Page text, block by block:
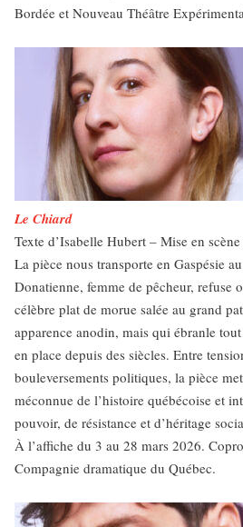
Bordée et Nouveau Théâtre
Le Chiard
Texte d’Isabelle Hubert – Mise en
La pièce nous transporte en Gaspésie
Donatienne, femme de pêcheur, refuse
célèbre plat de morue salée au grand
apparence anodin, mais qui ébranle
en place depuis des siècles. Entre
bouleversements politiques, la pièce
méconnue de l’histoire québécoise et
pouvoir, de résistance et d’héritage
À l’affiche du 3 au 28 mars 2026.
Compagnie dramatique du Québec.